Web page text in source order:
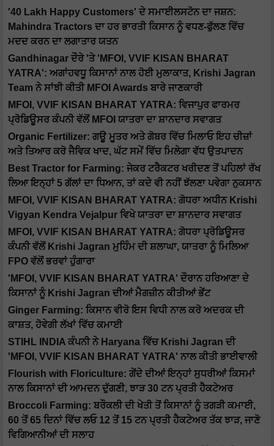
'40 Lakh Happy Customers' ਦੇ ਸਮਾਈਲਸਟੋਨ ਦਾ ਜਸ਼ਨ:
Mahindra Tractors ਦਾ ਹਰ ਭਾਰਤੀ ਕਿਸਾਨ ਨੂੰ ਵਧਣ-ਫੁੱਲਣ ਵਿੱਚ
ਮਦਦ ਕਰਨ ਦਾ ਲਗਾਤਾਰ ਯਤਨ
Gandhinagar ਦੌਰੇ 'ਤੇ 'MFOI, VVIF KISAN BHARAT
YATRA': ਅਗਾਂਹਵਧੂ ਕਿਸਾਨਾਂ ਨਾਲ ਹੋਈ ਮੁਲਾਕਾਤ, Krishi Jagran
Team ਨੇ ਸਾਂਝੀ ਕੀਤੀ MFOI Awards ਬਾਰੇ ਜਾਣਕਾਰੀ
MFOI, VVIF KISAN BHARAT YATRA: ਵਿਜਾਪੁਰ ਫਾਰਮਰ
ਪ੍ਰੋਡਿਊਸਰ ਕੰਪਨੀ ਵੱਲੋਂ MFOI ਯਾਤਰਾ ਦਾ ਸ਼ਾਨਦਾਰ ਸਵਾਗਤ
Organic Fertilizer: ਗਊ ਮੂਤਰ ਅਤੇ ਗੋਬਰ ਵਿੱਚ ਮਿਲਾਓ ਇਹ ਚੀਜ਼ਾਂ
ਅਤੇ ਤਿਆਰ ਕਰੋ ਜੈਵਿਕ ਖਾਦ, ਘੱਟ ਸਮੇਂ ਵਿੱਚ ਮਿਲੇਗਾ ਵੱਧ ਉਤਪਾਦਨ
Best Tractor for Farming: ਜੇਕਰ ਟਰੈਕਟਰ ਖਰੀਦਣ ਤੋਂ ਪਹਿਲਾਂ ਰੱਖ
ਲਿਆ ਇਨ੍ਹਾਂ 5 ਗੱਲਾਂ ਦਾ ਧਿਆਨ, ਤਾਂ ਕਦੇ ਵੀ ਨਹੀਂ ਝੱਲਣਾ ਪਵੇਗਾ ਨੁਕਸਾਨ
MFOI, VVIF KISAN BHARAT YATRA: ਗੋਧਰਾ ਅਧੀਨ Krishi
Vigyan Kendra Vejalpur ਵਿਖੇ ਯਾਤਰਾ ਦਾ ਸ਼ਾਨਦਾਰ ਸਵਾਗਤ
MFOI, VVIF KISAN BHARAT YATRA: ਗੋਧਰਾ ਪ੍ਰੋਡਿਊਸਰ
ਕੰਪਨੀ ਵੱਲੋਂ Krishi Jagran ਮੁਹਿੰਮ ਦੀ ਸ਼ਲਾਘਾ, ਯਾਤਰਾ ਨੂੰ ਮਿਲਿਆ
FPO ਵੱਲੋਂ ਭਰਵਾਂ ਹੁੰਗਾਰਾ
'MFOI, VVIF KISAN BHARAT YATRA' ਦੌਰਾਨ ਹਰਿਆਣਾ ਦੇ
ਕਿਸਾਨਾਂ ਨੂੰ Krishi Jagran ਦੀਆਂ ਮੈਗਜ਼ੀਨ ਕੀਤੀਆਂ ਭੇਂਟ
Ginger Farming: ਕਿਸਾਨ ਵੀਰੋ ਇਸ ਵਿਧੀ ਨਾਲ ਕਰੋ ਅਦਰਕ ਦੀ
ਕਾਸ਼ਤ, ਹੋਵੇਗੀ ਲੱਖਾਂ ਵਿੱਚ ਕਮਾਈ
STIHL INDIA ਕੰਪਨੀ ਨੇ Haryana ਵਿੱਚ Krishi Jagran ਦੀ
'MFOI, VVIF KISAN BHARAT YATRA' ਨਾਲ ਕੀਤੀ ਭਾਈਵਾਲੀ
Flourish with Floriculture: ਗੇਂਦੇ ਦੀਆਂ ਇਨ੍ਹਾਂ ਸੁਧਰੀਆਂ ਕਿਸਮਾਂ
ਨਾਲ ਕਿਸਾਨਾਂ ਦੀ ਆਮਦਨ ਦੁੱਗਣੀ, ਝਾੜ 30 ਟਨ ਪ੍ਰਤੀ ਹੈਕਟੇਅਰ
Broccoli Farming: ਬਰੌਕਲੀ ਦੀ ਖੇਤੀ ਤੋਂ ਕਿਸਾਨਾਂ ਨੂੰ ਤਗੜੀ ਕਮਾਈ,
60 ਤੋਂ 65 ਦਿਨਾਂ ਵਿੱਚ ਲਓ 12 ਤੋਂ 15 ਟਨ ਪ੍ਰਤੀ ਹੈਕਟੇਅਰ ਤੱਕ ਝਾੜ, ਜਾਣੋ
ਵਿਗਿਆਨੀਆਂ ਦੀ ਸਲਾਹ